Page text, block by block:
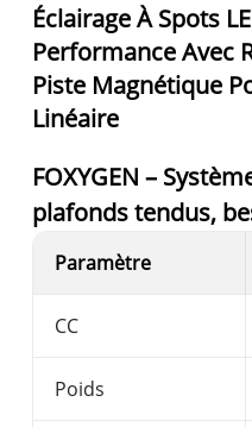
Éclairage À Spots
Performance Avec
Piste Magnétique
Linéaire
FOXYGEN –
plafonds tendus,
Paramètre
CC
Poids